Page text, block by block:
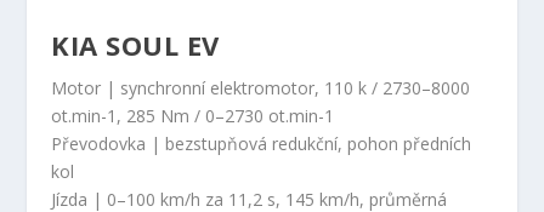
KIA SOUL EV
Motor | synchronní elektromotor, 110 k / 2730–8000
ot.min-1, 285 Nm / 0–2730 ot.min-1
Převodovka | bezstupňová redukční, pohon předních
kol
Jízda | 0–100 km/h za 11,2 s, 145 km/h, průměrná